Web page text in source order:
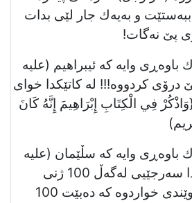
ببەستێت و بەیەك جار لێی بدات
پێ‌ نەگات!
باوەڕی وایە كە ئیبراهیم (علیە
درۆی كردووە!!! لە کاتێكدا خوای
فِي الْكِتَابِ إِبْرَاهِيمَ إِنَّهُ كَانَ
باوەڕی وایە كە سڵێمان (علیە
السلام) لەیەك شەودا سەرجێیی لەگەڵ 100 ژنی
خۆیدا كردووە. وە سوێندی خواردوە كە دەبێت 100